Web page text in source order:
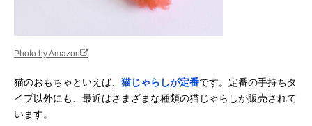
Photo by Amazon
猫のおもちゃといえば、 猫じゃらしが定番です。定番の手持ちタ
イプ以外にも、最近はさまざまな種類の猫じゃらしが販売されて
います。